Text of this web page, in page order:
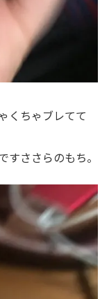
くちゃブレてて
ささらのもち。